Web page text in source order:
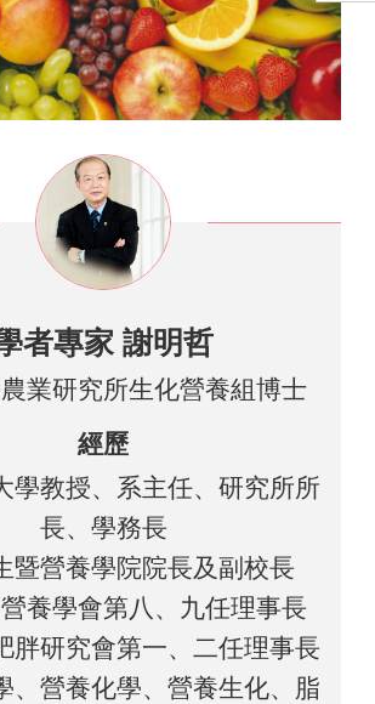
者專家 謝明哲
業研究所生化營養組博士
經歷
學教授、系主任、研究所所
長、學務長
暨營養學院院長及副校長
養學會第八、九任理事長
胖研究會第一、二任理事長
、營養化學、營養生化、脂